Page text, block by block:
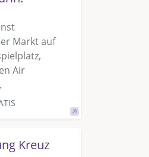
Markt auf
Air
Kreuz